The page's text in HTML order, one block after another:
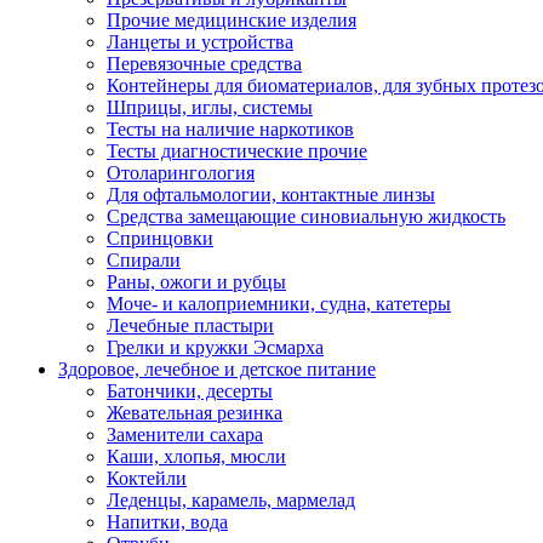
Прочие медицинские изделия
Ланцеты и устройства
Перевязочные средства
Контейнеры для биоматериалов, для зубных
Шприцы, иглы, системы
Тесты на наличие наркотиков
Тесты диагностические прочие
Отоларингология
Для офтальмологии, контактные линзы
Средства замещающие синовиальную жидкость
Спринцовки
Спирали
Раны, ожоги и рубцы
Моче- и калоприемники, судна, катетеры
Лечебные пластыри
Грелки и кружки Эсмарха
Здоровое, лечебное и детское питание
Батончики, десерты
Жевательная резинка
Заменители сахара
Каши, хлопья, мюсли
Коктейли
Леденцы, карамель, мармелад
Напитки, вода